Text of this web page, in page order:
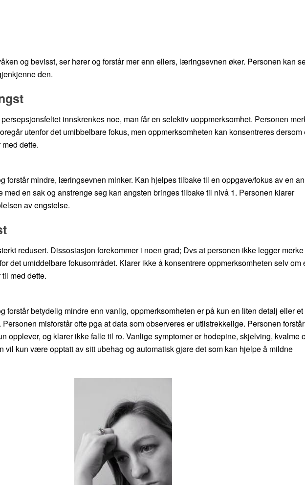
og bevisst, ser hører og forstår mer enn ellers, læringsevnen øker. Personen kan
den.
innskrenkes noe, man får en selektiv uoppmerksomhet. Personen
utenfor det umibbelbare fokus, men oppmerksomheten kan konsentreres dersom
dette.
forstår mindre, læringsevnen minker. Kan hjelpes tilbake til en oppgave/fokus av en
med en sak og anstrenge seg kan angsten bringes tilbake til nivå 1. Personen klarer
av engstelse.
redusert. Dissosiasjon forekommer i noen grad; Dvs at personen ikke legger
det umiddelbare fokusområdet. Klarer ikke å konsentrere oppmerksomheten selv om
med dette.
forstår betydelig mindre enn vanlig, oppmerksomheten er på kun en liten detalj eller
misforstår ofte pga at data som observeres er utilstrekkelige. Personen
opplever, og klarer ikke falle til ro. Vanlige symptomer er hodepine, skjelving, kvalme
vil kun være opptatt av sitt ubehag og automatisk gjøre det som kan hjelpe å mildne